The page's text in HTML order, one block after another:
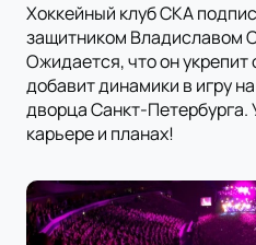
Хоккейный клуб СКА
защитником Владиславом
Ожидается, что он
добавит динамики в игру
дворца Санкт-Петербурга.
карьере и планах!